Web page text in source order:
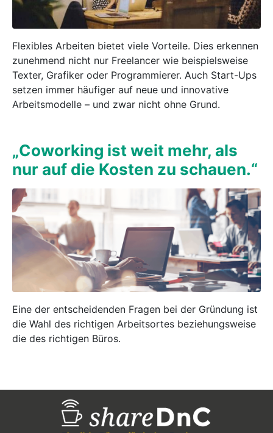
Flexibles Arbeiten bietet viele Vorteile. Dies erkennen
zunehmend nicht nur Freelancer wie beispielsweise
Texter, Grafiker oder Programmierer. Auch Start-Ups
setzen immer häufiger auf neue und innovative
Arbeitsmodelle – und zwar nicht ohne Grund.
„Coworking ist weit mehr, als
nur auf die Kosten zu schauen.“
Eine der entscheidenden Fragen bei der Gründung ist
die Wahl des richtigen Arbeitsortes beziehungsweise
die des richtigen Büros.